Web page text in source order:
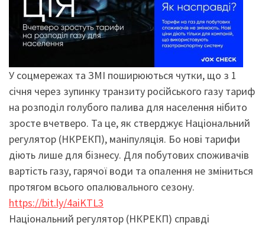
У соцмережах та ЗМІ поширюються чутки, що з 1
січня через зупинку транзиту російського газу тариф
на розподіл голубого палива для населення нібито
зросте вчетверо. Та це, як стверджує Національний
регулятор (НКРЕКП), маніпуляція. Бо нові тарифи
діють лише для бізнесу. Для побутових споживачів
вартість газу, гарячої води та опалення не зміниться
протягом всього опалювального сезону.
https://bit.ly/4aiKTL3
Національний регулятор (НКРЕКП) справді